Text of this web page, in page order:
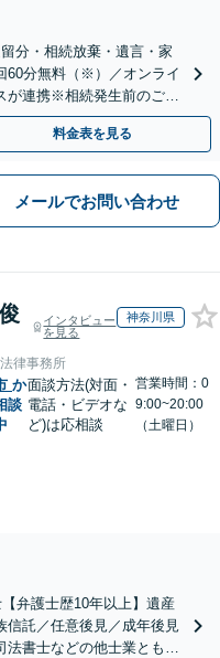
分・相続放棄・遺言・家
60分無料（※）／オンライ
が連携※相続発生前のご相
料金表を見る
メールでお問い合わせ
インタビュー
を見る
神奈川県
律事務所
か
談
面談方法(対面・
電話・ビデオな
ど)は応相談
営業時間：0
9:00~20:00
（土曜日）
弁護士歴10年以上】遺産
信託／任意後見／成年後見
法書士などの他士業とも連